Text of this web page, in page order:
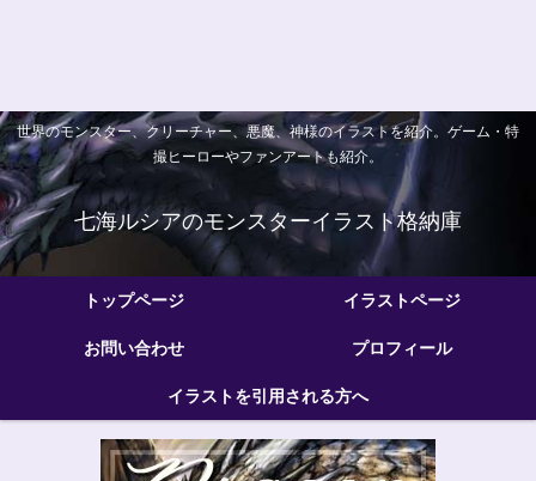
世界のモンスター、クリーチャー、悪魔、神様のイラストを紹介。ゲーム・特
撮ヒーローやファンアートも紹介。
七海ルシアのモンスターイラスト格納庫
トップページ イラストページ
お問い合わせ プロフィール
イラストを引用される方へ